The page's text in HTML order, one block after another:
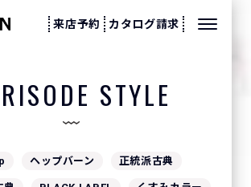
来店予約 カタログ請求
STYLE
ヘップバーン 正統派古典